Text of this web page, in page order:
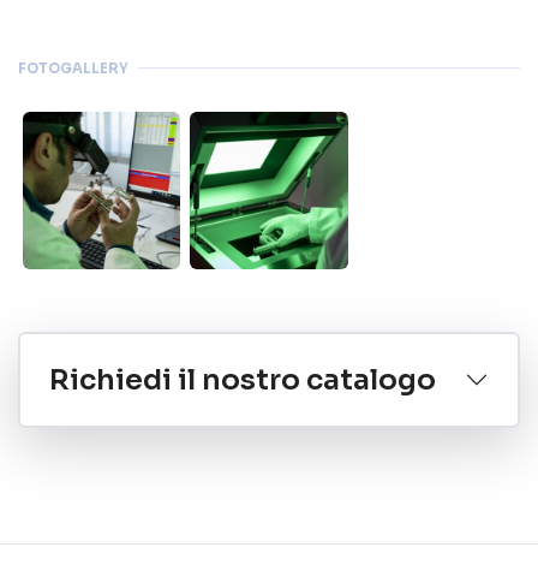
FOTOGALLERY
Richiedi il nostro catalogo